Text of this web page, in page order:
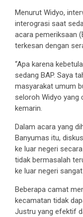
Menurut Widyo,
interograsi saat
acara pemeriksaan
terkesan dengan
“Apa karena
sedang BAP. Saya
masyarakat umum
seloroh Widyo yang
kemarin.
Dalam acara yang
Banyumas itu,
ke luar negeri
tidak bermasalah
ke luar negeri sangat
Beberapa camat
kecamatan tidak
Justru yang efektif